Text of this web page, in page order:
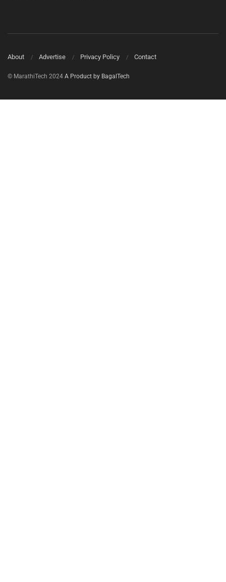
About Advertise Privacy Policy Contact
© MarathiTech 2024 A Product by BagalTech